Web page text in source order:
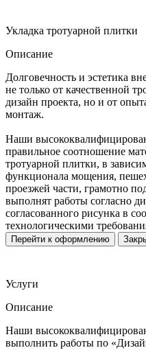
Укладка тротуарной плитки
Описание
Долговечность и эстетика
не только от качественной
дизайн проекта, но и от
монтаж.
Наши
правильное соотношение
тротуарной плитки, в
функционала мощения,
проезжей части, грамотно
выполнят работы согласно
согласованного рисунка в
технологическими
Перейти к оформлению
Услуги
Описание
Наши
выполнить работы по